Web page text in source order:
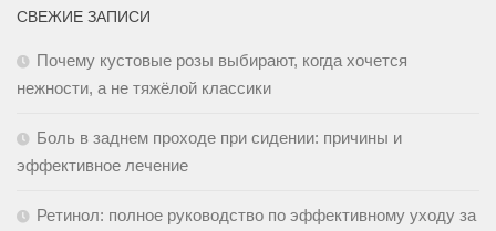
СВЕЖИЕ ЗАПИСИ
Почему кустовые розы выбирают, когда хочется
нежности, а не тяжёлой классики
Боль в заднем проходе при сидении: причины и
эффективное лечение
Ретинол: полное руководство по эффективному уходу за